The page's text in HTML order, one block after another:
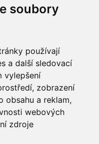
soubory
používají
a další sledovací
vylepšení
zobrazení
obsahu a reklam,
webových
zdroje